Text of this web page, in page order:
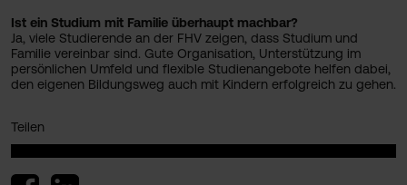
Ist ein Studium mit Familie überhaupt machbar?
Ja, viele Studierende an der FHV zeigen, dass Studium und
Familie vereinbar sind. Gute Organisation, Unterstützung im
persönlichen Umfeld und flexible Studienangebote helfen dabei,
den eigenen Bildungsweg auch mit Kindern erfolgreich zu gehen.
Teilen